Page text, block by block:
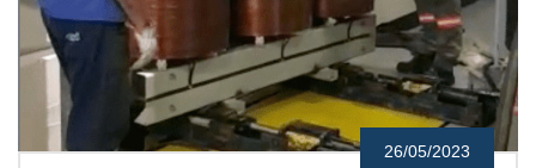
26/05/2023